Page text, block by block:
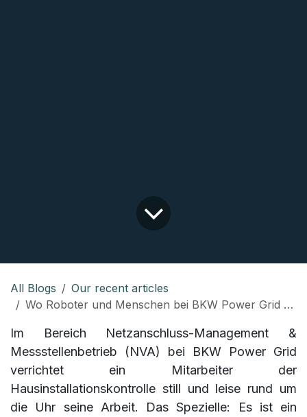
All Blogs
Our recent articles
Wo Roboter und Menschen bei BKW Power Grid Hand in Hand arbeiten
Im Bereich Netzanschluss-Management &
Messstellenbetrieb (NVA) bei BKW Power Grid
verrichtet ein Mitarbeiter der
Hausinstallationskontrolle still und leise rund um
die Uhr seine Arbeit. Das Spezielle: Es ist ein